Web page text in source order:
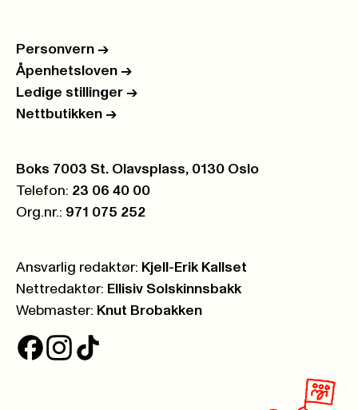
Personvern ->
Åpenhetsloven ->
Ledige stillinger ->
Nettbutikken ->
Postboks:
Boks 7003 St. Olavsplass, 0130 Oslo
Telefon: 23 06 40 00
Org.nr.: 971 075 252
Ansvarlig redaktør: Kjell-Erik Kallset
Nettredaktør: Ellisiv Solskinnsbakk
Webmaster: Knut Brobakken